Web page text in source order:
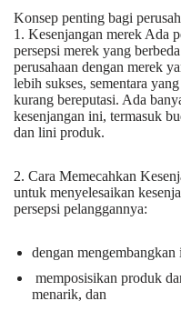
Konsep penting bagi
1. Kesenjangan merek Ada
persepsi merek yang
perusahaan dengan merek
lebih sukses, sementara
kurang bereputasi. Ada
kesenjangan ini, termasuk
dan lini produk.
2. Cara Memecahkan
untuk menyelesaikan
persepsi pelanggannya:
dengan
memposisikan produk
menarik, dan